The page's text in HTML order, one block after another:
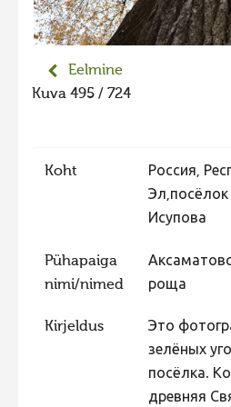
Liikuvad kuvad 2025
Hiite kuvavõistlus 2023 lisa
Liikuvad kuvad 2023
Hiite kuvavõistlus 2021
Hiite kuvavõistlus 2021 lisa
Liikuvad kuvad 2021
Eelmine
Kuva 495 / 724
Koht
Россия,
Исупова
Pühapaiga
nimi/nimed
роща
Kirjeldus
Это
зелёных
посёлка.
древняя